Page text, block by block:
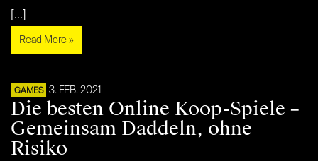
[...]
Read More »
GAMES 3. FEB. 2021
Die besten Online Koop-Spiele –
Gemeinsam Daddeln, ohne
Risiko